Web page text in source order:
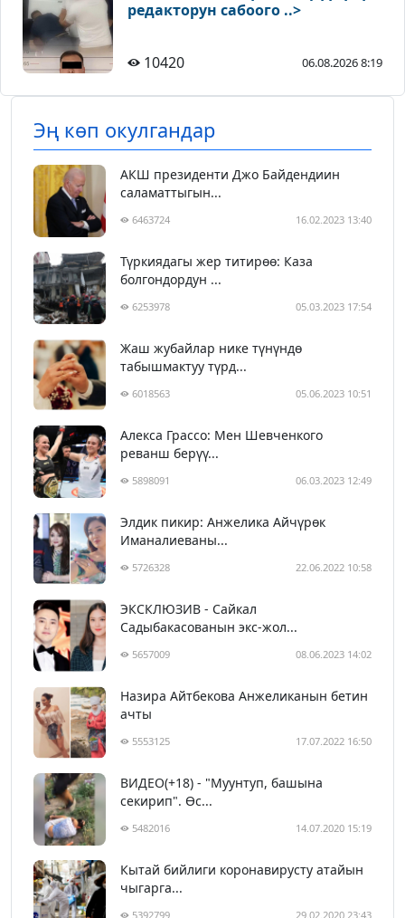
редакторун сабоого ..>
10420 06.08.2026 8:19
Эң көп окулгандар
АКШ президенти Джо Байдендиин
саламаттыгын...
6463724 16.02.2023 13:40
Түркиядагы жер титирөө: Каза
болгондордун ...
6253978 05.03.2023 17:54
Жаш жубайлар нике түнүндө
табышмактуу түрд...
6018563 05.06.2023 10:51
Алекса Грассо: Мен Шевченкого
реванш берүү...
5898091 06.03.2023 12:49
Элдик пикир: Анжелика Айчүрөк
Иманалиеваны...
5726328 22.06.2022 10:58
ЭКСКЛЮЗИВ - Сайкал
Садыбакасованын экс-жол...
5657009 08.06.2023 14:02
Назира Айтбекова Анжеликанын бетин
ачты
5553125 17.07.2022 16:50
ВИДЕО(+18) - "Муунтуп, башына
секирип". Өс...
5482016 14.07.2020 15:19
Кытай бийлиги коронавирусту атайын
чыгарга...
5392799 29.02.2020 23:43